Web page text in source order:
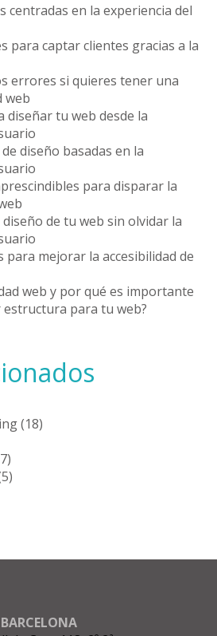
centradas en la experiencia del
para captar clientes gracias a la
errores si quieres tener una
web
diseñar tu web desde la
diseño basadas en la
para disparar la
de tu web sin olvidar la
para mejorar la accesibilidad de
web y por qué es importante
estructura para tu web?
(18)
BARCELONA